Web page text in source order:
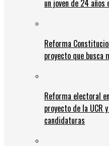
un joven de 24
Reforma
proyecto que busca
Reforma electoral
proyecto de la UCR
candidaturas